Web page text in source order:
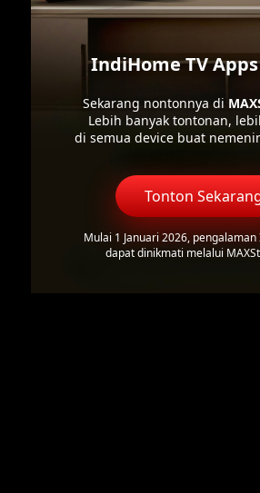
IndiHome TV Apps
Sekarang nontonnya di
Lebih banyak tontonan,
di semua device buat
Tonton
Mulai 1 Januari 2026, pengalaman
dapat dinikmati melalui